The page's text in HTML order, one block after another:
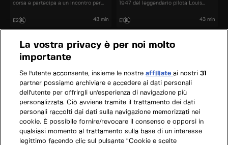
corsa e partecipa a un incontro per
E2 43 min
1947 del leggendario pilota Louis
E1 43 min
La vostra privacy è per noi molto
importante
Se l'utente acconsente, insieme le nostreaffiliateai nostri31
partner possiamo archiviare e accedere ai dati personali
dell'utente per offrirgli un'esperienza di navigazione più
personalizzata. Ciò avviene tramite il trattamento dei dati
personali raccolti dai dati sulla navigazione memorizzati nei
cookie. È possibile fornire/revocare il consenso e opporsi in
qualsiasi momento al trattamento sulla base di un interesse
legittimo facendo clic sul pulsante “Cookie e scelte